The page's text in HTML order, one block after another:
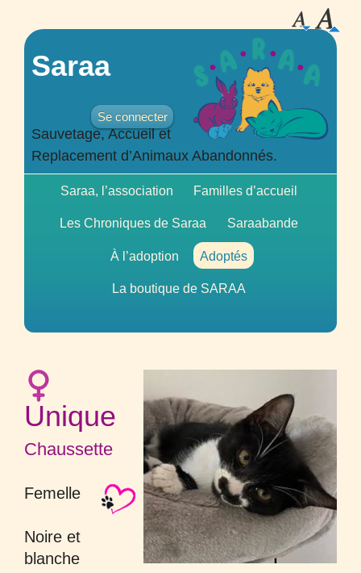
Saraa
Se connecter
Sauvetage, Accueil et
Replacement d’Animaux Abandonnés.
Saraa, l’association Familles d’accueil
Les Chroniques de Saraa Saraabande
À l’adoption Adoptés
La boutique de SARAA
Unique
Chaussette
Femelle
Noire et
blanche